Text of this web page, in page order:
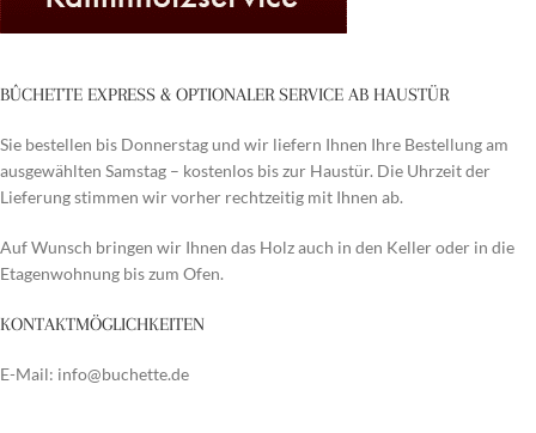
BÛCHETTE EXPRESS & OPTIONALER SERVICE AB HAUSTÜR
Sie bestellen bis Donnerstag und wir liefern Ihnen Ihre Bestellung am
ausgewählten Samstag – kostenlos bis zur Haustür. Die Uhrzeit der
Lieferung stimmen wir vorher rechtzeitig mit Ihnen ab.
Auf Wunsch bringen wir Ihnen das Holz auch in den Keller oder in die
Etagenwohnung bis zum Ofen.
KONTAKTMÖGLICHKEITEN
E-Mail: info@buchette.de